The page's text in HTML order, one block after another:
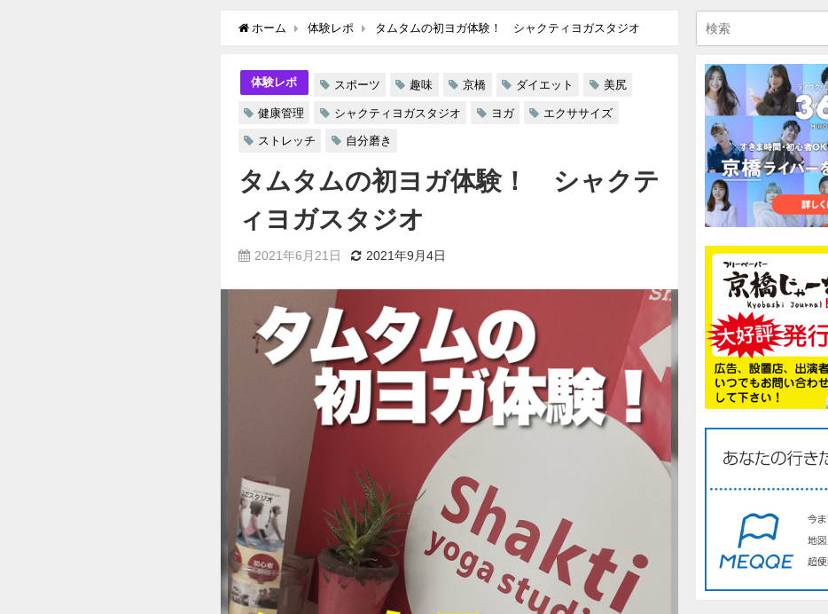
ホーム 体験レポ タムタムの初ヨガ体験！ シャクティヨガスタジオ
体験レポ スポーツ 趣味 京橋 ダイエット 美尻
健康管理 シャクティヨガスタジオ ヨガ エクササイズ
ストレッチ 自分磨き
タムタムの初ヨガ体験！ シャクテ
ィヨガスタジオ
2021年6月21日 2021年9月4日